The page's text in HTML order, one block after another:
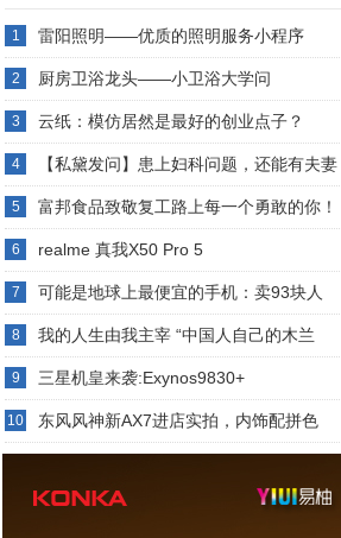
1 雷阳照明——优质的照明服务小程序
2 厨房卫浴龙头——小卫浴大学问
3 云纸：模仿居然是最好的创业点子？
4 【私黛发问】患上妇科问题，还能有夫妻
5 富邦食品致敬复工路上每一个勇敢的你！
6 realme 真我X50 Pro 5
7 可能是地球上最便宜的手机：卖93块人
8 我的人生由我主宰 “中国人自己的木兰
9 三星机皇来袭:Exynos9830+
10 东风风神新AX7进店实拍，内饰配拼色